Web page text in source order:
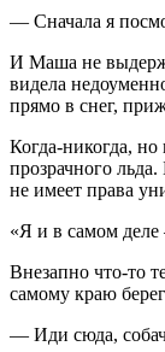
— Сначала я
И Маша не
видела
прямо в снег,
Когда-никогда,
прозрачного
не имеет права
«Я и в самом
Внезапно что-то
самому краю
— Иди сюда,